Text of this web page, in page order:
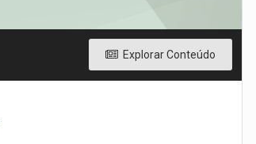
Explorar Conteúdo